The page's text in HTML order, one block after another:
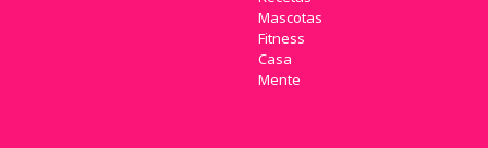
Mascotas
Fitness
Casa
Mente